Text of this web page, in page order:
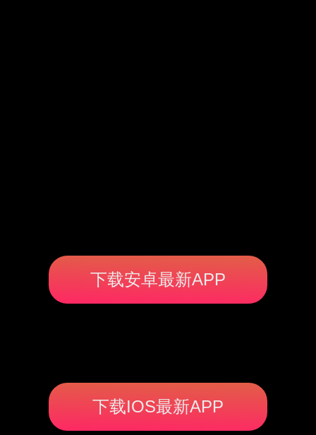
下载安卓最新APP
下载IOS最新APP